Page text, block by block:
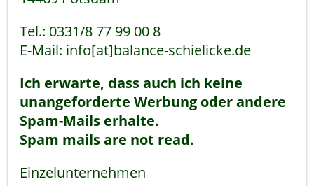
Tel.: 0331/8 77 99 00 8
E-Mail: info[at]balance-schielicke.de
Ich erwarte, dass auch ich keine
unangeforderte Werbung oder andere
Spam-Mails erhalte.
Spam mails are not read.
Einzelunternehmen